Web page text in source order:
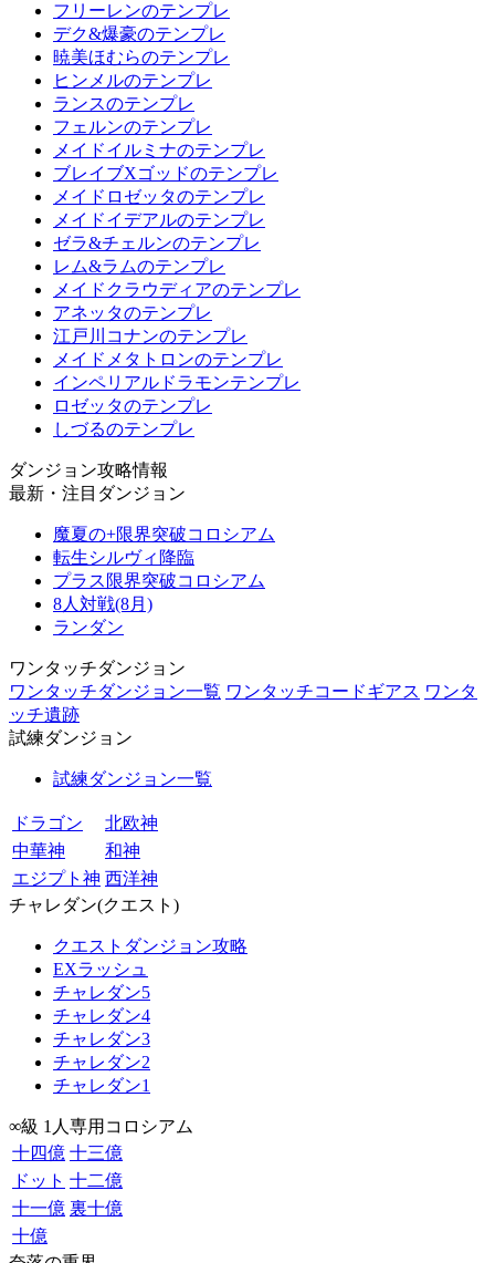
フリーレンのテンプレ
デク&爆豪のテンプレ
暁美ほむらのテンプレ
ヒンメルのテンプレ
ランスのテンプレ
フェルンのテンプレ
メイドイルミナのテンプレ
ブレイブXゴッドのテンプレ
メイドロゼッタのテンプレ
メイドイデアルのテンプレ
ゼラ&チェルンのテンプレ
レム&ラムのテンプレ
メイドクラウディアのテンプレ
アネッタのテンプレ
江戸川コナンのテンプレ
メイドメタトロンのテンプレ
インペリアルドラモンテンプレ
ロゼッタのテンプレ
しづるのテンプレ
ダンジョン攻略情報
最新・注目ダンジョン
魔夏の+限界突破コロシアム
転生シルヴィ降臨
プラス限界突破コロシアム
8人対戦(8月)
ランダン
ワンタッチダンジョン
ワンタッチダンジョン一覧 ワンタッチコードギアス ワンタ
ッチ遺跡
試練ダンジョン
試練ダンジョン一覧
ドラゴン
北欧神
中華神
和神
エジプト神 西洋神
チャレダン(クエスト)
クエストダンジョン攻略
EXラッシュ
チャレダン5
チャレダン4
チャレダン3
チャレダン2
チャレダン1
∞級 1人専用コロシアム
十四億 十三億
ドット 十二億
十一億 裏十億
十億